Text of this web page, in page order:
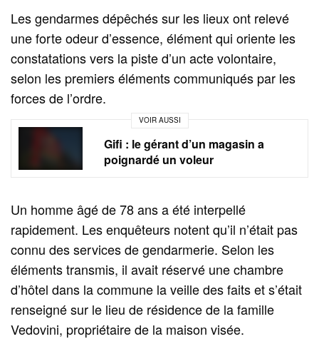
Les gendarmes dépêchés sur les lieux ont relevé
une forte odeur d’essence, élément qui oriente les
constatations vers la piste d’un acte volontaire,
selon les premiers éléments communiqués par les
forces de l’ordre.
VOIR AUSSI
Gifi : le gérant d’un magasin a
poignardé un voleur
Un homme âgé de 78 ans a été interpellé
rapidement. Les enquêteurs notent qu’il n’était pas
connu des services de gendarmerie. Selon les
éléments transmis, il avait réservé une chambre
d’hôtel dans la commune la veille des faits et s’était
renseigné sur le lieu de résidence de la famille
Vedovini, propriétaire de la maison visée.